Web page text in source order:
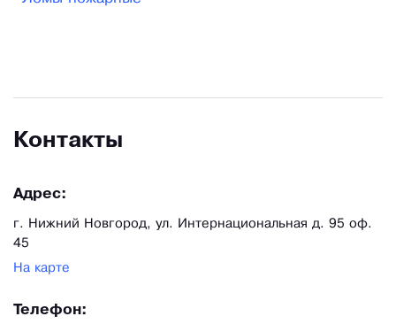
Контакты
Адрес:
г. Нижний Новгород, ул. Интернациональная д. 95 оф.
45
На карте
Телефон: